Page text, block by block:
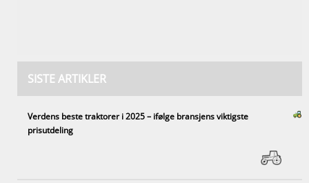
SISTE ARTIKLER
Verdens beste traktorer i 2025 – ifølge bransjens viktigste
prisutdeling